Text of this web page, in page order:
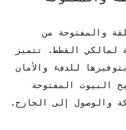
والمفتوحة من
لمالكي القطط. تتميز
للدفء والأمان
البيوت المفتوحة
والوصول إلى الخارج.